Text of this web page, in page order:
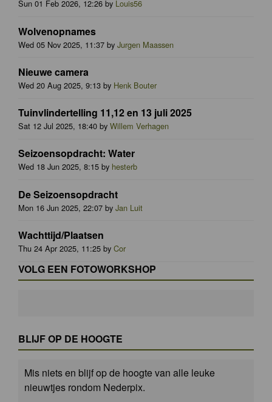
Sun 01 Feb 2026, 12:26 by Louis56
Wolvenopnames
Wed 05 Nov 2025, 11:37 by Jurgen Maassen
Nieuwe camera
Wed 20 Aug 2025, 9:13 by Henk Bouter
Tuinvlindertelling 11,12 en 13 juli 2025
Sat 12 Jul 2025, 18:40 by Willem Verhagen
Seizoensopdracht: Water
Wed 18 Jun 2025, 8:15 by hesterb
De Seizoensopdracht
Mon 16 Jun 2025, 22:07 by Jan Luit
Wachttijd/Plaatsen
Thu 24 Apr 2025, 11:25 by Cor
VOLG EEN FOTOWORKSHOP
BLIJF OP DE HOOGTE
Mis niets en blijf op de hoogte van alle leuke
nieuwtjes rondom Nederpix.